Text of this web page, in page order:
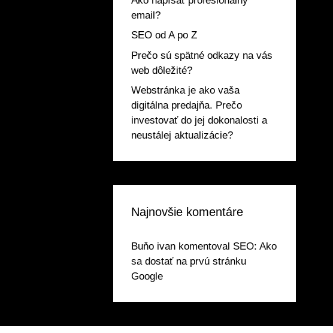
email?
SEO od A po Z
Prečo sú spätné odkazy na vás
web dôležité?
Webstránka je ako vaša
digitálna predajňa. Prečo
investovať do jej dokonalosti a
neustálej aktualizácie?
Najnovšie komentáre
Buňo ivan komentoval SEO: Ako
sa dostať na prvú stránku
Google